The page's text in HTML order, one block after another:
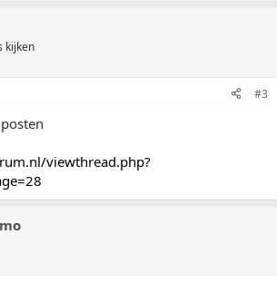
kijken
#3
viewthread.php?